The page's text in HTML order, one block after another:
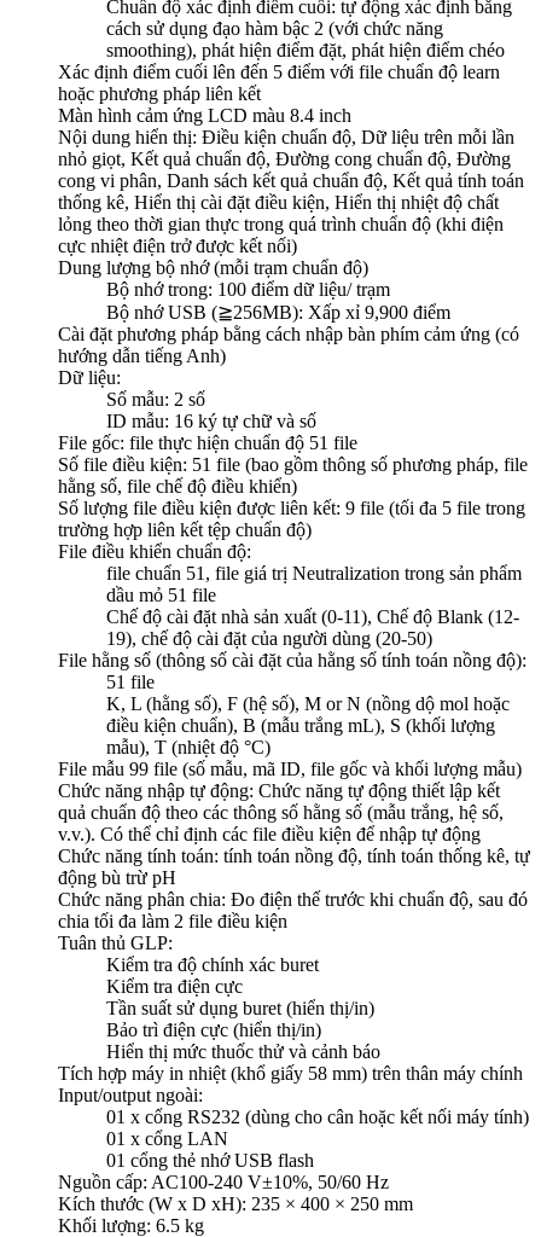
Chuẩn độ xác định điểm cuối: tự động xác định bằng
cách sử dụng đạo hàm bậc 2 (với chức năng
smoothing), phát hiện điểm đặt, phát hiện điểm chéo
Xác định điểm cuối lên đến 5 điểm với file chuẩn độ learn
hoặc phương pháp liên kết
Màn hình cảm ứng LCD màu 8.4 inch
Nội dung hiển thị: Điều kiện chuẩn độ, Dữ liệu trên mỗi lần
nhỏ giọt, Kết quả chuẩn độ, Đường cong chuẩn độ, Đường
cong vi phân, Danh sách kết quả chuẩn độ, Kết quả tính toán
thống kê, Hiển thị cài đặt điều kiện, Hiển thị nhiệt độ chất
lỏng theo thời gian thực trong quá trình chuẩn độ (khi điện
cực nhiệt điện trở được kết nối)
Dung lượng bộ nhớ (mỗi trạm chuẩn độ)
Bộ nhớ trong: 100 điểm dữ liệu/ trạm
Bộ nhớ USB (≧256MB): Xấp xỉ 9,900 điểm
Cài đặt phương pháp bằng cách nhập bàn phím cảm ứng (có
hướng dẫn tiếng Anh)
Dữ liệu:
Số mẫu: 2 số
ID mẫu: 16 ký tự chữ và số
File gốc: file thực hiện chuẩn độ 51 file
Số file điều kiện: 51 file (bao gồm thông số phương pháp, file
hằng số, file chế độ điều khiển)
Số lượng file điều kiện được liên kết: 9 file (tối đa 5 file trong
trường hợp liên kết tệp chuẩn độ)
File điều khiển chuẩn độ:
file chuẩn 51, file giá trị Neutralization trong sản phẩm
dầu mỏ 51 file
Chế độ cài đặt nhà sản xuất (0-11), Chế độ Blank (12-
19), chế độ cài đặt của người dùng (20-50)
File hằng số (thông số cài đặt của hằng số tính toán nồng độ):
51 file
K, L (hằng số), F (hệ số), M or N (nồng dộ mol hoặc
điều kiện chuẩn), B (mẫu trắng mL), S (khối lượng
mẫu), T (nhiệt độ °C)
File mẫu 99 file (số mẫu, mã ID, file gốc và khối lượng mẫu)
Chức năng nhập tự động: Chức năng tự động thiết lập kết
quả chuẩn độ theo các thông số hằng số (mẫu trắng, hệ số,
v.v.). Có thể chỉ định các file điều kiện để nhập tự động
Chức năng tính toán: tính toán nồng độ, tính toán thống kê, tự
động bù trừ pH
Chức năng phân chia: Đo điện thế trước khi chuẩn độ, sau đó
chia tối đa làm 2 file điều kiện
Tuân thủ GLP:
Kiểm tra độ chính xác buret
Kiểm tra điện cực
Tần suất sử dụng buret (hiển thị/in)
Bảo trì điện cực (hiển thị/in)
Hiển thị mức thuốc thử và cảnh báo
Tích hợp máy in nhiệt (khổ giấy 58 mm) trên thân máy chính
Input/output ngoài:
01 x cổng RS232 (dùng cho cân hoặc kết nối máy tính)
01 x cổng LAN
01 cổng thẻ nhớ USB flash
Nguồn cấp: AC100-240 V±10%, 50/60 Hz
Kích thước (W x D xH): 235 × 400 × 250 mm
Khối lượng: 6.5 kg